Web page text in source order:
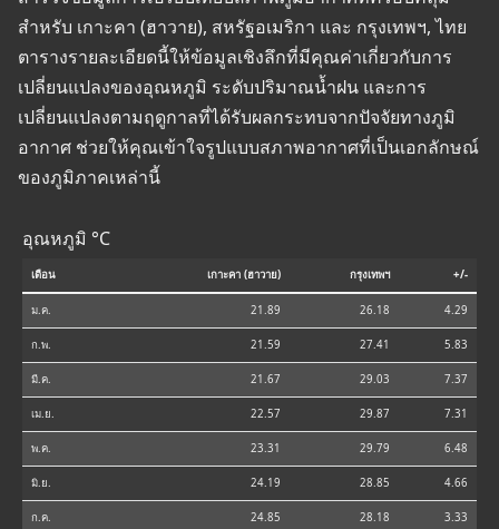
สำหรับ เกาะคา (ฮาวาย), สหรัฐอเมริกา และ กรุงเทพฯ, ไทย
ตารางรายละเอียดนี้ให้ข้อมูลเชิงลึกที่มีคุณค่าเกี่ยวกับการ
เปลี่ยนแปลงของอุณหภูมิ ระดับปริมาณน้ำฝน และการ
เปลี่ยนแปลงตามฤดูกาลที่ได้รับผลกระทบจากปัจจัยทางภูมิ
อากาศ ช่วยให้คุณเข้าใจรูปแบบสภาพอากาศที่เป็นเอกลักษณ์
ของภูมิภาคเหล่านี้
อุณหภูมิ °C
เดือน เกาะคา (ฮาวาย) กรุงเทพฯ +/-
ม.ค. 21.89 26.18 4.29
ก.พ. 21.59 27.41 5.83
มี.ค. 21.67 29.03 7.37
เม.ย. 22.57 29.87 7.31
พ.ค. 23.31 29.79 6.48
มิ.ย. 24.19 28.85 4.66
ก.ค. 24.85 28.18 3.33